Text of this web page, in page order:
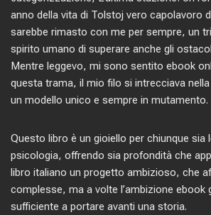
anno della vita di Tolstoj vero capolavoro
sarebbe rimasto con me per sempre, un
spirito umano di superare anche gli
Mentre leggevo, mi sono sentito ebook
questa trama, il mio filo si intrecciava
un modello unico e sempre in mutamento.
Questo libro è un gioiello per chiunque sia
psicologia, offrendo sia profondità che
libro italiano un progetto ambizioso, che
complesse, ma a volte l’ambizione ebook
sufficiente a portare avanti una storia.